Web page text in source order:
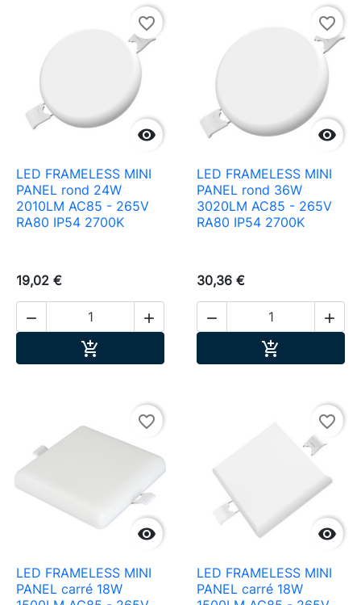

favorite_border
LED FRAMELESS MINI
PANEL rond 24W
2010LM AC85 - 265V
RA80 IP54 2700K
19,02 €
 


favorite_border
LED FRAMELESS MINI
PANEL rond 36W
3020LM AC85 - 265V
RA80 IP54 2700K
30,36 €
 


favorite_border
LED FRAMELESS MINI
PANEL carré 18W

favorite_border
LED FRAMELESS MINI
PANEL carré 18W